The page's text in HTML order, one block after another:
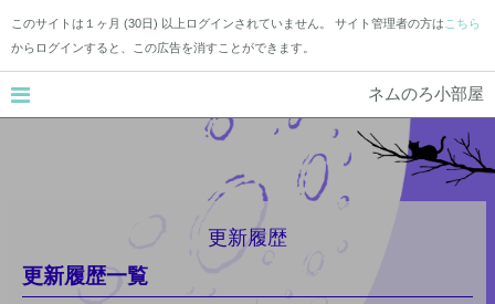
このサイトは１ヶ月 (30日) 以上ログインされていません。 サイト管理者の方は こちら
からログインすると、この広告を消すことができます。
ネムのろ小部屋
更新履歴
更新履歴一覧